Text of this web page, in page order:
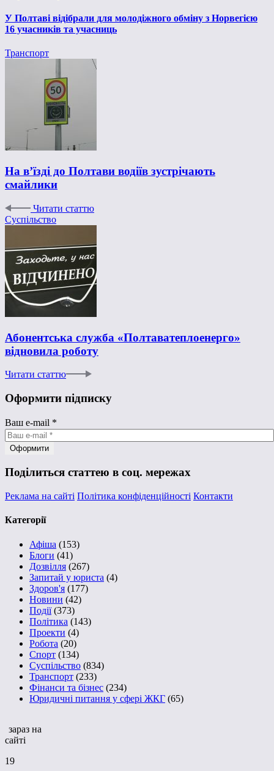
У Полтаві відібрали для молодіжного обміну з Норвегією
16 учасників та учасниць
Транспорт
На в’їзді до Полтави водіїв зустрічають
смайлики
Читати статтю
Суспільство
Абонентська служба «Полтаватеплоенерго»
відновила роботу
Читати статтю
Оформити підписку
Ваш e-mail *
Поділиться статтею в соц. мережах
Реклама на сайті Політика конфіденційності Контакти
Категорії
Афіша (153)
Блоги (41)
Дозвілля (267)
Запитай у юриста (4)
Здоров'я (177)
Новини (42)
Події(373)
Політика (143)
Проекти (4)
Робота (20)
Спорт (134)
Суспільство (834)
Транспорт (233)
Фінанси та бізнес (234)
Юридичні питання у сфері ЖКГ (65)
зараз на
сайті
19